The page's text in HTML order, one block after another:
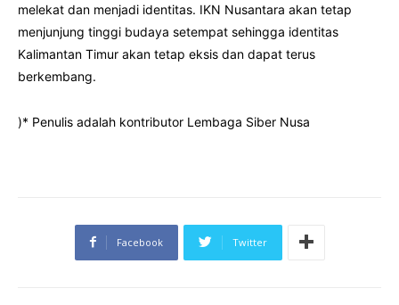
melekat dan menjadi identitas. IKN Nusantara akan tetap
menjunjung tinggi budaya setempat sehingga identitas
Kalimantan Timur akan tetap eksis dan dapat terus
berkembang.
)* Penulis adalah kontributor Lembaga Siber Nusa
Facebook Twitter